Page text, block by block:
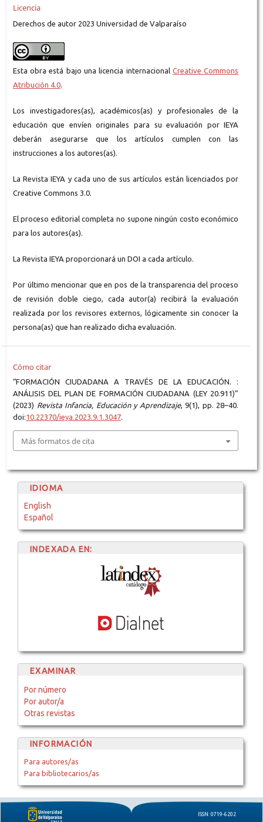
Licencia
Derechos de autor 2023 Universidad de Valparaíso
Esta obra está bajo una licencia internacional Creative Commons
Atribución 4.0.
Los investigadores(as), académicos(as) y profesionales de la
educación que envíen originales para su evaluación por IEYA
deberán asegurarse que los artículos cumplen con las
instrucciones a los autores(as).
La Revista IEYA y cada uno de sus artículos están licenciados por
Creative Commons 3.0.
El proceso editorial completa no supone ningún costo económico
para los autores(as).
La Revista IEYA proporcionará un DOI a cada artículo.
Por último mencionar que en pos de la transparencia del proceso
de revisión doble ciego, cada autor(a) recibirá la evaluación
realizada por los revisores externos, lógicamente sin conocer la
persona(as) que han realizado dicha evaluación.
Cómo citar
“FORMACIÓN CIUDADANA A TRAVÉS DE LA EDUCACIÓN. :
ANÁLISIS DEL PLAN DE FORMACIÓN CIUDADANA (LEY 20.911)”
(2023) Revista Infancia, Educación y Aprendizaje, 9(1), pp. 28–40.
doi:10.22370/ieya.2023.9.1.3047.
Más formatos de cita
IDIOMA
English
Español
INDEXADA EN:
EXAMINAR
Por número
Por autor/a
Otras revistas
INFORMACIÓN
Para autores/as
Para bibliotecarios/as
ISSN: 0719-6202